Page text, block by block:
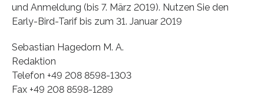
und Anmeldung (bis 7. März 2019). Nutzen Sie den
Early-Bird-Tarif bis zum 31. Januar 2019
Sebastian Hagedorn M. A.
Redaktion
Telefon +49 208 8598-1303
Fax +49 208 8598-1289